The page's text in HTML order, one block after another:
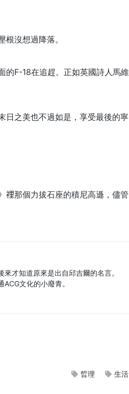
沒想過降落。
的F-18在追趕。正如英國詩人馬維
日之美也不過如是，享受最後的寧
𥚃那個力拔石座的積尼高遜，儘管
才知道原來是出自邱吉爾的名言。
文化的小廢青。
晢理 生活